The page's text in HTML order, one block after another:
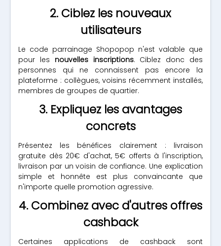
2. Ciblez les nouveaux
utilisateurs
Le code parrainage Shopopop n'est valable que
pour les nouvelles inscriptions. Ciblez donc des
personnes qui ne connaissent pas encore la
plateforme : collègues, voisins récemment installés,
membres de groupes de quartier.
3. Expliquez les avantages
concrets
Présentez les bénéfices clairement : livraison
gratuite dès 20€ d'achat, 5€ offerts à l'inscription,
livraison par un voisin de confiance. Une explication
simple et honnête est plus convaincante que
n'importe quelle promotion agressive.
4. Combinez avec d'autres offres
cashback
Certaines applications de cashback sont